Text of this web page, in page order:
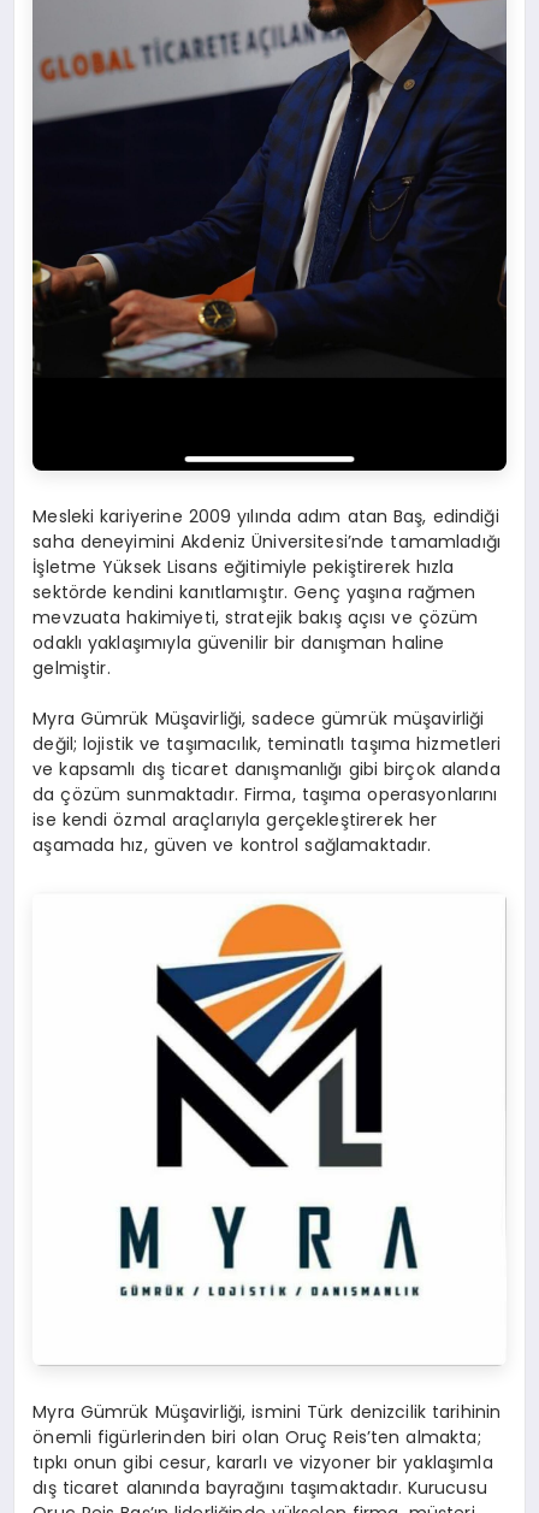
Mesleki kariyerine 2009 yılında adım atan Baş, edindiği
saha deneyimini Akdeniz Üniversitesi’nde tamamladığı
İşletme Yüksek Lisans eğitimiyle pekiştirerek hızla
sektörde kendini kanıtlamıştır. Genç yaşına rağmen
mevzuata hakimiyeti, stratejik bakış açısı ve çözüm
odaklı yaklaşımıyla güvenilir bir danışman haline
gelmiştir.
Myra Gümrük Müşavirliği, sadece gümrük müşavirliği
değil; lojistik ve taşımacılık, teminatlı taşıma hizmetleri
ve kapsamlı dış ticaret danışmanlığı gibi birçok alanda
da çözüm sunmaktadır. Firma, taşıma operasyonlarını
ise kendi özmal araçlarıyla gerçekleştirerek her
aşamada hız, güven ve kontrol sağlamaktadır.
Myra Gümrük Müşavirliği, ismini Türk denizcilik tarihinin
önemli figürlerinden biri olan Oruç Reis’ten almakta;
tıpkı onun gibi cesur, kararlı ve vizyoner bir yaklaşımla
dış ticaret alanında bayrağını taşımaktadır. Kurucusu